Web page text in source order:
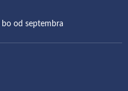
od septembra